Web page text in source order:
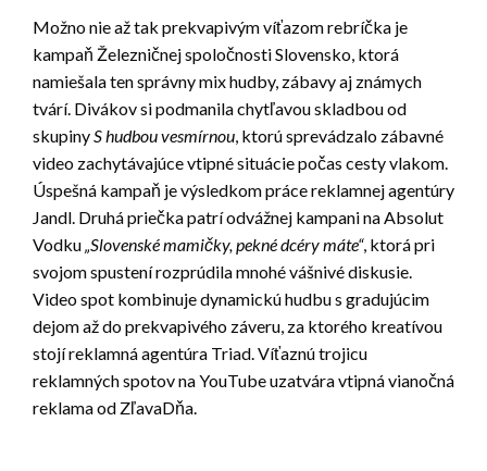
Možno nie až tak prekvapivým víťazom rebríčka je
kampaň Železničnej spoločnosti Slovensko, ktorá
namiešala ten správny mix hudby, zábavy aj známych
tvárí. Divákov si podmanila chytľavou skladbou od
skupinyS hudbou vesmírnou, ktorú sprevádzalo zábavné
video zachytávajúce vtipné situácie počas cesty vlakom.
Úspešná kampaň je výsledkom práce reklamnej agentúry
Jandl. Druhá priečka patrí odvážnej kampani na Absolut
Vodku„Slovenské mamičky, pekné dcéry máte“, ktorá pri
svojom spustení rozprúdila mnohé vášnivé diskusie.
Video spot kombinuje dynamickú hudbu s gradujúcim
dejom až do prekvapivého záveru, za ktorého kreatívou
stojí reklamná agentúra Triad. Víťaznú trojicu
reklamných spotov na YouTube uzatvára vtipná vianočná
reklama od ZľavaDňa.